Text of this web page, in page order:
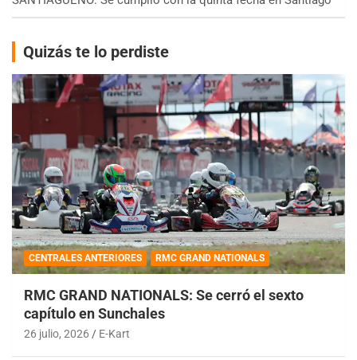
Quizás te lo perdiste
CENTRALES ANTERIORES RMC GRAND NATIONALS
RMC GRAND NATIONALS: Se cerró el sexto
capítulo en Sunchales
26 julio, 2026 E-Kart